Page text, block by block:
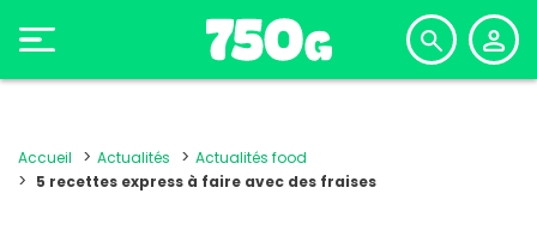
Accueil Actualités
Actualités food
5 recettes express à faire avec des fraises